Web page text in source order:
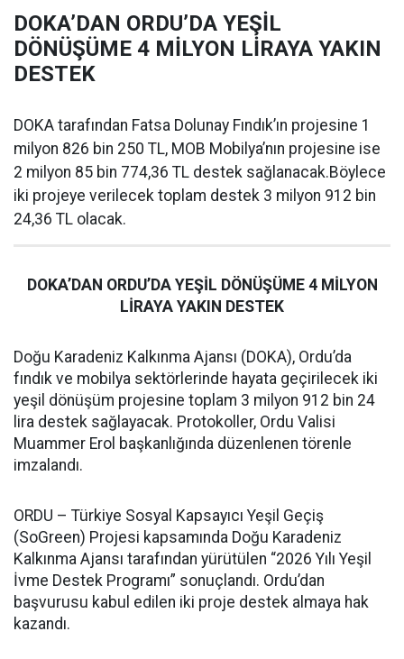
DOKA’DAN ORDU’DA YEŞİL
DÖNÜŞÜME 4 MİLYON LİRAYA YAKIN
DESTEK
DOKA tarafından Fatsa Dolunay Fındık’ın projesine 1
milyon 826 bin 250 TL, MOB Mobilya’nın projesine ise
2 milyon 85 bin 774,36 TL destek sağlanacak.Böylece
iki projeye verilecek toplam destek 3 milyon 912 bin
24,36 TL olacak.
DOKA’DAN ORDU’DA YEŞİL DÖNÜŞÜME 4 MİLYON
LİRAYA YAKIN DESTEK
Doğu Karadeniz Kalkınma Ajansı (DOKA), Ordu’da
fındık ve mobilya sektörlerinde hayata geçirilecek iki
yeşil dönüşüm projesine toplam 3 milyon 912 bin 24
lira destek sağlayacak. Protokoller, Ordu Valisi
Muammer Erol başkanlığında düzenlenen törenle
imzalandı.
ORDU – Türkiye Sosyal Kapsayıcı Yeşil Geçiş
(SoGreen) Projesi kapsamında Doğu Karadeniz
Kalkınma Ajansı tarafından yürütülen “2026 Yılı Yeşil
İvme Destek Programı” sonuçlandı. Ordu’dan
başvurusu kabul edilen iki proje destek almaya hak
kazandı.